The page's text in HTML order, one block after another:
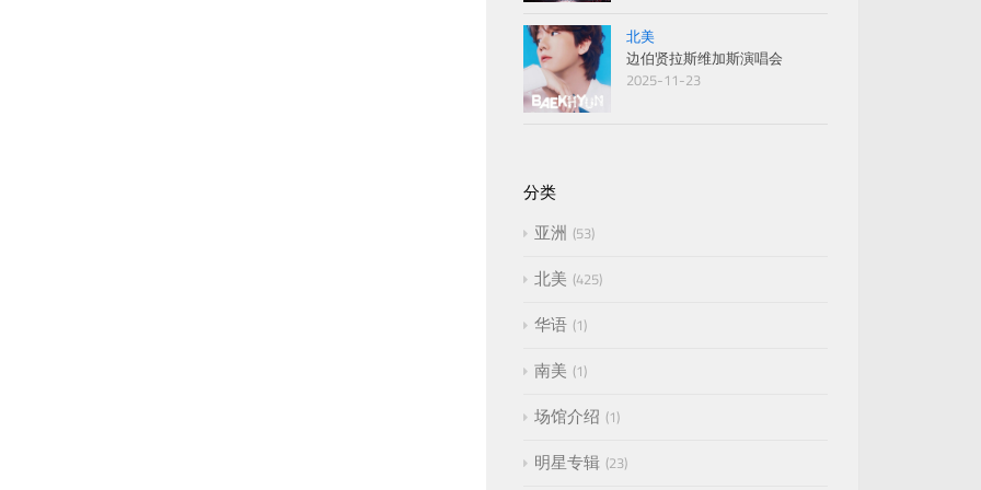
北美
边伯贤拉斯维加斯演唱会
2025-11-23
分类
亚洲 53
北美 425
华语 1
南美 1
场馆介绍 1
明星专辑 23